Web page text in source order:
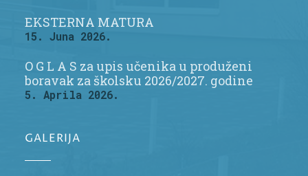
EKSTERNA MATURA
15. Juna 2026.
O G L A S za upis učenika u produženi
boravak za školsku 2026/2027. godine
5. Aprila 2026.
GALERIJA